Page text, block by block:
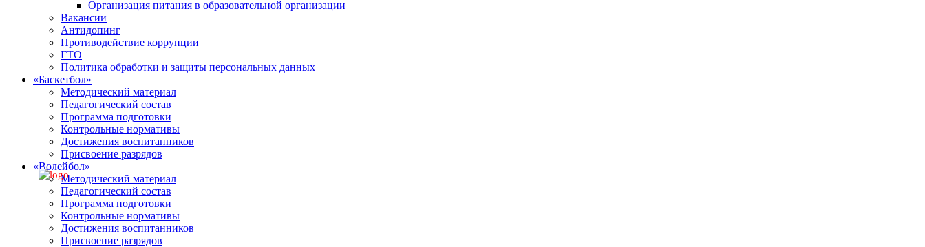
Организация питания в образовательной организации
Вакансии
Антидопинг
Противодействие коррупции
ГТО
Политика обработки и защиты персональных данных
«Баскетбол»
Методический материал
Педагогический состав
Программа подготовки
Контрольные нормативы
Достижения воспитанников
Присвоение разрядов
«Волейбол»
Методический материал
Педагогический состав
Программа подготовки
Контрольные нормативы
Достижения воспитанников
Присвоение разрядов